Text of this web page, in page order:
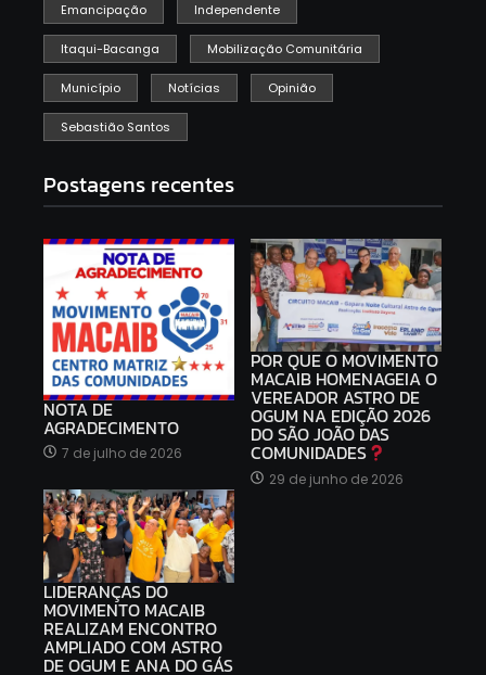
Emancipação Independente
Itaqui-Bacanga Mobilização Comunitária
Município Notícias Opinião
Sebastião Santos
Postagens recentes
NOTA DE
AGRADECIMENTO
7 de julho de 2026
POR QUE O MOVIMENTO
MACAIB HOMENAGEIA O
VEREADOR ASTRO DE
OGUM NA EDIÇÃO 2026
DO SÃO JOÃO DAS
COMUNIDADES
29 de junho de 2026
LIDERANÇAS DO
MOVIMENTO MACAIB
REALIZAM ENCONTRO
AMPLIADO COM ASTRO
DE OGUM E ANA DO GÁS